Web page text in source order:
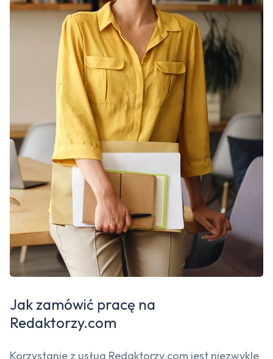
Jak zamówić pracę na
Redaktorzy.com
Korzystanie z usług Redaktorzy.com jest niezwykle